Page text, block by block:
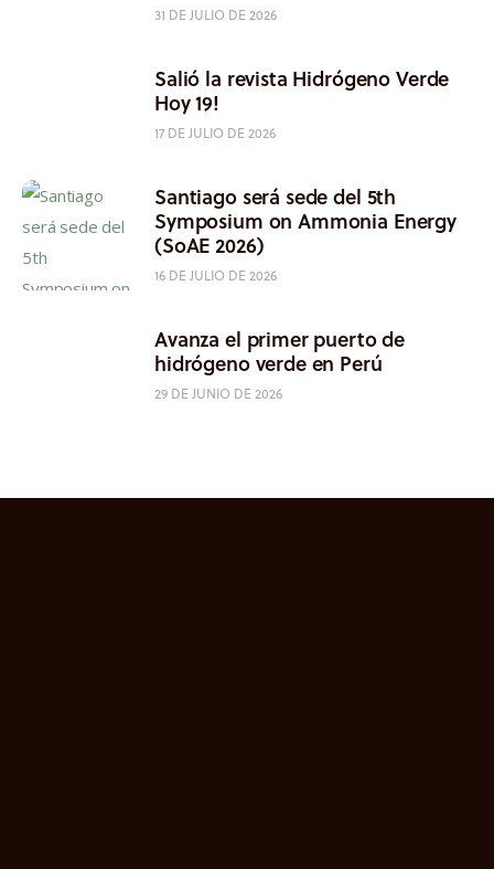
31 DE JULIO DE 2026
Salió la revista Hidrógeno Verde
Hoy 19!
17 DE JULIO DE 2026
Santiago será sede del 5th
Symposium on Ammonia Energy
(SoAE 2026)
16 DE JULIO DE 2026
Avanza el primer puerto de
hidrógeno verde en Perú
29 DE JUNIO DE 2026